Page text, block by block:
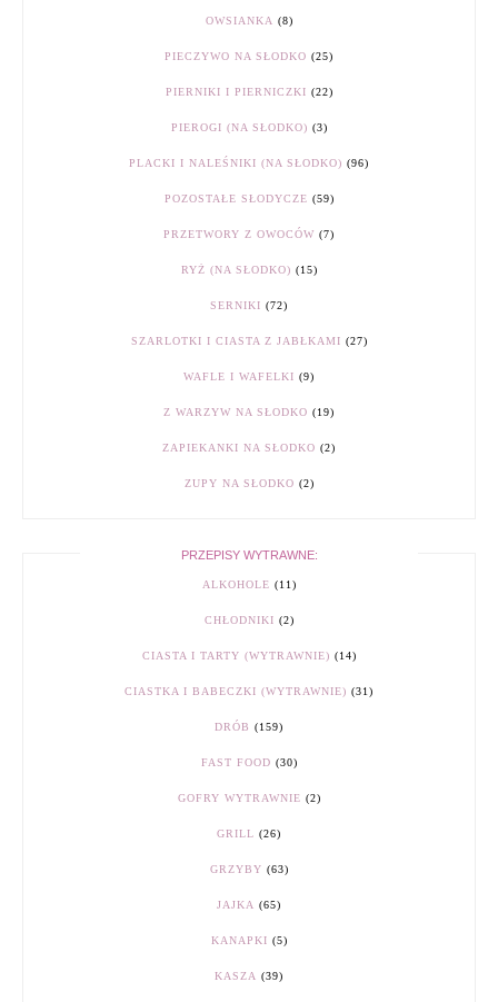
OWSIANKA (8)
PIECZYWO NA SŁODKO (25)
PIERNIKI I PIERNICZKI (22)
PIEROGI (NA SŁODKO) (3)
PLACKI I NALEŚNIKI (NA SŁODKO) (96)
POZOSTAŁE SŁODYCZE (59)
PRZETWORY Z OWOCÓW (7)
RYŻ (NA SŁODKO) (15)
SERNIKI (72)
SZARLOTKI I CIASTA Z JABŁKAMI (27)
WAFLE I WAFELKI (9)
Z WARZYW NA SŁODKO (19)
ZAPIEKANKI NA SŁODKO (2)
ZUPY NA SŁODKO (2)
PRZEPISY WYTRAWNE:
ALKOHOLE (11)
CHŁODNIKI (2)
CIASTA I TARTY (WYTRAWNIE) (14)
CIASTKA I BABECZKI (WYTRAWNIE) (31)
DRÓB (159)
FAST FOOD (30)
GOFRY WYTRAWNIE (2)
GRILL (26)
GRZYBY (63)
JAJKA (65)
KANAPKI (5)
KASZA (39)